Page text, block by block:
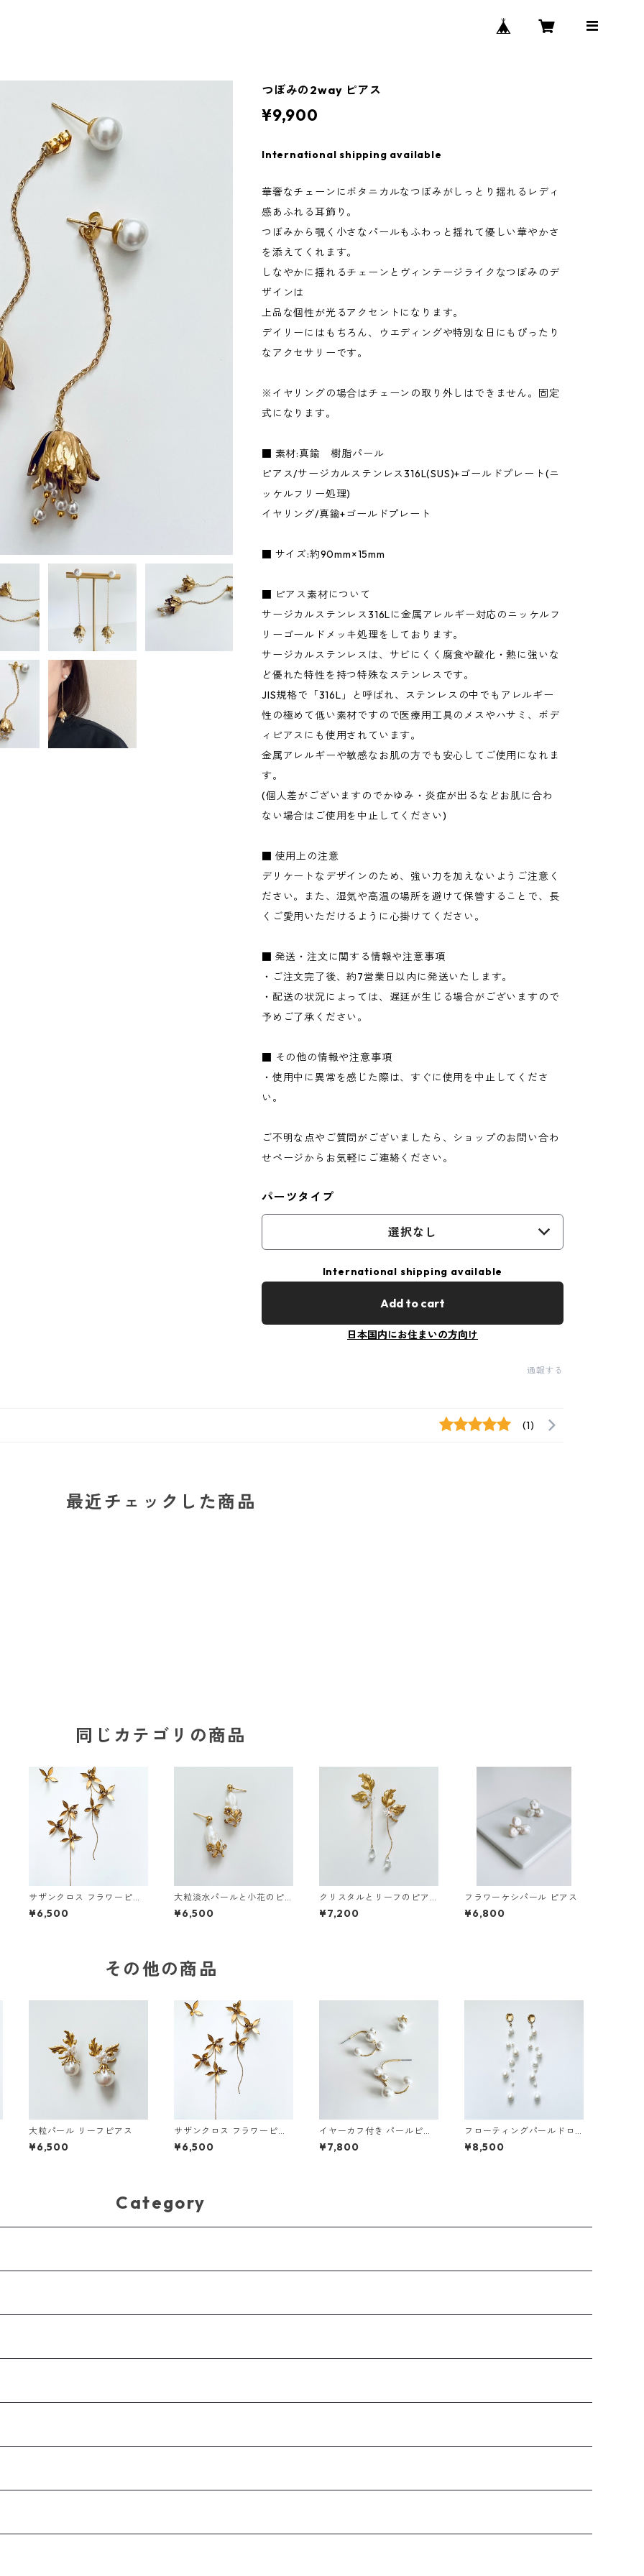
つぼみの2way ピアス
¥9,900
International shipping available
華奢なチェーンにボタニカルなつぼみがしっとり揺れるレディ
感あふれる耳飾り。
つぼみから覗く小さなパールもふわっと揺れて優しい華やかさ
を添えてくれます。
しなやかに揺れるチェーンとヴィンテージライクなつぼみのデ
ザインは
上品な個性が光るアクセントになります。
デイリーにはもちろん、ウエディングや特別な日にもぴったり
なアクセサリーです。
※イヤリングの場合はチェーンの取り外しはできません。固定
式になります。
■ 素材:真鍮 樹脂パール
ピアス/サージカルステンレス316L(SUS)+ゴールドプレート(ニ
ッケルフリー処理)
イヤリング/真鍮+ゴールドプレート
■ サイズ:約90mm×15mm
■ ピアス素材について
サージカルステンレス316Lに金属アレルギー対応のニッケルフ
リーゴールドメッキ処理をしております。
サージカルステンレスは、サビにくく腐食や酸化・熱に強いな
ど優れた特性を持つ特殊なステンレスです。
JIS規格で「316L」と呼ばれ、ステンレスの中でもアレルギー
性の極めて低い素材ですので医療用工具のメスやハサミ、ボデ
ィピアスにも使用されています。
金属アレルギーや敏感なお肌の方でも安心してご使用になれま
す。
(個人差がございますのでかゆみ・炎症が出るなどお肌に合わ
ない場合はご使用を中止してください)
■ 使用上の注意
デリケートなデザインのため、強い力を加えないようご注意く
ださい。また、湿気や高温の場所を避けて保管することで、長
くご愛用いただけるように心掛けてください。
■ 発送・注文に関する情報や注意事項
・ご注文完了後、約7営業日以内に発送いたします。
・配送の状況によっては、遅延が生じる場合がございますので
予めご了承ください。
■ その他の情報や注意事項
・使用中に異常を感じた際は、すぐに使用を中止してくださ
い。
ご不明な点やご質問がございましたら、ショップのお問い合わ
せページからお気軽にご連絡ください。
パーツタイプ
選択なし
International shipping available
Add to cart
日本国内にお住まいの方向け
通報する
(1)
最近チェックした商品
同じカテゴリの商品
サザンクロス フラワーピア
ス
¥6,500
大粒淡水パールと小花のピ
アス
¥6,500
クリスタルとリーフのピア
ス
¥7,200
フラワーケシパール ピアス
¥6,800
その他の商品
大粒パール リーフピアス
¥6,500
サザンクロス フラワーピア
ス
¥6,500
イヤーカフ付き パールピア
ス
¥7,800
フローティングパールドロ
ップピアス
¥8,500
Category